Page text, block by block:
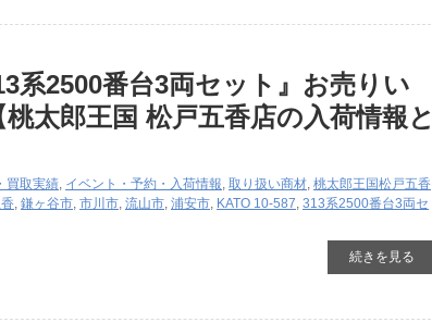
系2500番台3両セット』お売りい
太郎王国 松戸五香店の入荷情報と
買取実績, イベント・予約・入荷情報, 取り扱い商材, 桃太郎王国松戸五香
, 鎌ヶ谷市, 市川市, 流山市, 浦安市, KATO 10-587, 313系2500番台3両セ
続きを見る